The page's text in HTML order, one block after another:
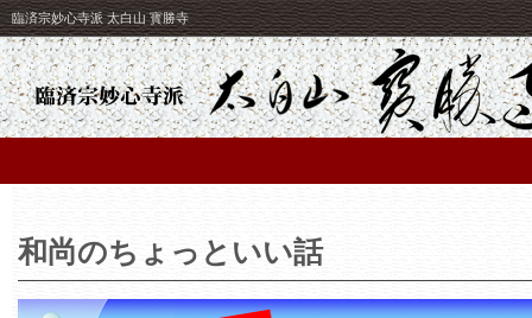
臨済宗妙心寺派 太白山 寳勝寺
和尚のちょっといい話